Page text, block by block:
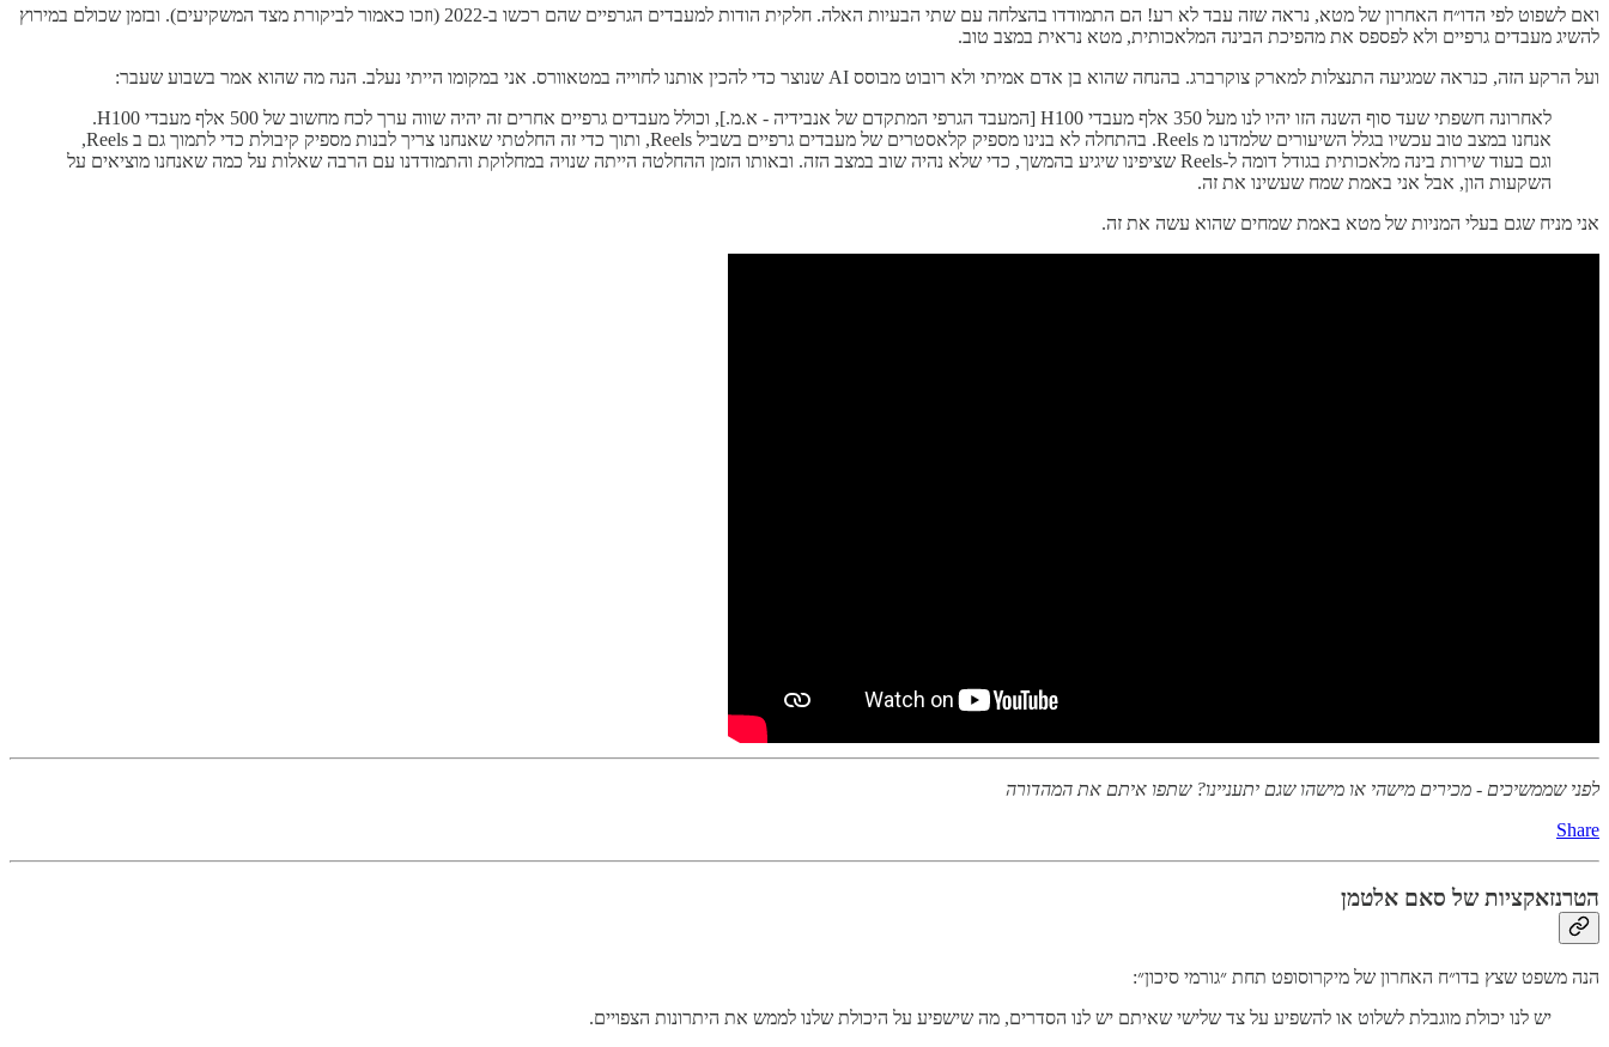
ואם לשפוט לפי הדו״ח האחרון של מטא, נראה שזה עבד לא רע! הם התמודדו בהצלחה עם שתי הבעיות האלה. חלקית הודות למעבדים הגרפיים שהם רכשו ב-2022 (וזכו כאמור לביקורת מצד המשקיעים). ובזמן שכולם במירוץ
להשיג מעבדים גרפיים ולא לפספס את מהפיכת הבינה המלאכותית, מטא נראית במצב טוב.
ועל הרקע הזה, כנראה שמגיעה התנצלות למארק צוקרברג. בהנחה שהוא בן אדם אמיתי ולא רובוט מבוסס AI שנוצר כדי להכין אותנו לחוייה במטאוורס. אני במקומו הייתי נעלב. הנה מה שהוא אמר בשבוע שעבר:
לאחרונה חשפתי שעד סוף השנה הזו יהיו לנו מעל 350 אלף מעבדי H100 [המעבד הגרפי המתקדם של אנבידיה - א.מ.], וכולל מעבדים גרפיים אחרים זה יהיה שווה ערך לכח מחשוב של 500 אלף מעבדי H100.
אנחנו במצב טוב עכשיו בגלל השיעורים שלמדנו מ Reels. בהתחלה לא בנינו מספיק קלאסטרים של מעבדים גרפיים בשביל Reels, ותוך כדי זה החלטתי שאנחנו צריך לבנות מספיק קיבולת כדי לתמוך גם ב Reels,
וגם בעוד שירות בינה מלאכותית בגודל דומה ל-Reels שציפינו שיגיע בהמשך, כדי שלא נהיה שוב במצב הזה. ובאותו הזמן ההחלטה הייתה שנויה במחלוקת והתמודדנו עם הרבה שאלות על כמה שאנחנו מוציאים על
השקעות הון, אבל אני באמת שמח שעשינו את זה.
אני מניח שגם בעלי המניות של מטא באמת שמחים שהוא עשה את זה.
לפני שממשיכים - מכירים מישהי או מישהו שגם יתעניינו? שתפו איתם את המהדורה
Share
הטרנזאקציות של סאם אלטמן
הנה משפט שצץ בדו״ח האחרון של מיקרוסופט תחת ״גורמי סיכון״:
יש לנו יכולת מוגבלת לשלוט או להשפיע על צד שלישי שאיתם יש לנו הסדרים, מה שישפיע על היכולת שלנו לממש את היתרונות הצפויים.